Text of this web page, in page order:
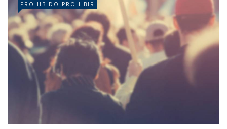
PROHIBIDO PROHIBIR